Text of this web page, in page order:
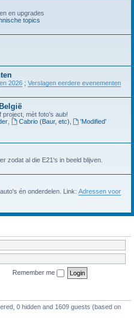
en upgrades
topics
2026 ; Verslagen eerdere evenementen
project, mèt foto's aub!
, Cabrio (Baur, etc)
'Modified'
zodat al die E21's in beeld blijven.
én onderdelen. Link: Adressen voor
Remember me
0 hidden and 1609 guests (based on